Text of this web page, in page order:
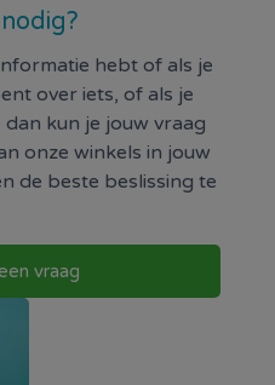
hebt of als je
over iets, of als je
kun je jouw vraag
onze winkels in jouw
de beste beslissing te
vraag